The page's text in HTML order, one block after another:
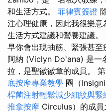
和生活方式。 菲律賓簽證
注心理健康，因此我很樂
生活方式建議和營養建議
早你會出現抽筋、緊張甚至
阿納 (Viclyn Do'ana) 是一
拉，是聖徽徽章的成員。
底按摩專業教學 圈（
桿菌注射輕鬆減少細紋與緊
推拿按摩 Circulus）的成員